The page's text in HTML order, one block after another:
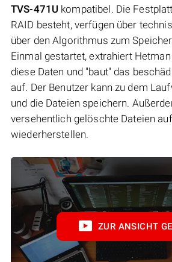
TVS-471U kompatibel. Die
RAID besteht, verfügen über
über den Algorithmus zum
Einmal gestartet, extrahiert
diese Daten und "baut" das
auf. Der Benutzer kann zu dem
und die Dateien speichern.
versehentlich gelöschte Dateien
wiederherstellen.
ZUR ANSICHT